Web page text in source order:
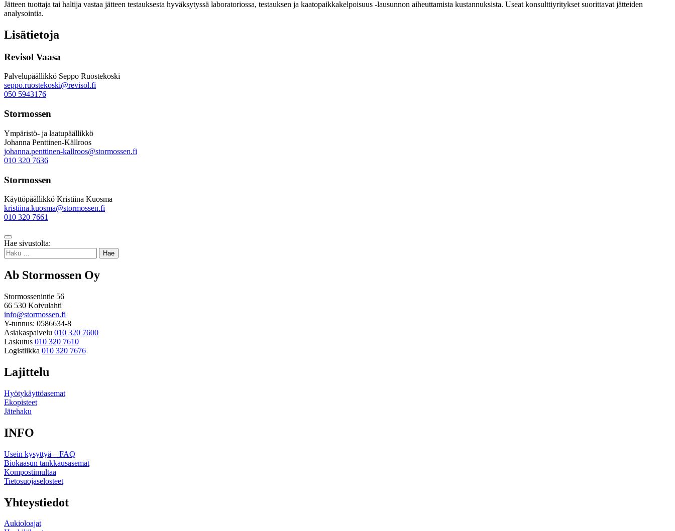
Jätteen tuottaja tai haltija vastaa jätteen testauksesta hyväksytyssä laboratoriossa, testauksen ja kaatopaikkakelpoisuus -lausunnon aiheuttamista kustannuksista. Useat konsulttiyritykset suorittavat jätteiden
analysointia.
Lisätietoja
Revisol Vaasa
Palvelupäällikkö Seppo Ruostekoski
seppo.ruostekoski@revisol.fi
050 5943176
Stormossen
Ympäristö- ja laatupäällikkö
Johanna Penttinen-Källroos
johanna.penttinen-kallroos@stormossen.fi
010 320 7636
Stormossen
Käyttöpäällikkö Kristiina Kuosma
kristiina.kuosma@stormossen.fi
010 320 7661
Takaisin
ylös
Hae sivustolta:
Haku:
Ab Stormossen Oy
Stormossenintie 56
66 530 Koivulahti
info@stormossen.fi
Y-tunnus: 0586634-8
Asiakaspalvelu 010 320 7600
Laskutus 010 320 7610
Logistiikka 010 320 7676
Lajittelu
Hyötykäyttöasemat
Ekopisteet
Jätehaku
INFO
Usein kysyttyä – FAQ
Biokaasun tankkausasemat
Kompostimultaa
Tietosuojaselosteet
Yhteystiedot
Aukioloajat